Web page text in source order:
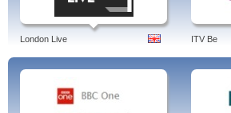
London Live ITV Be